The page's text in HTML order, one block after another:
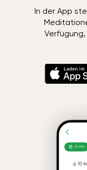
In der App